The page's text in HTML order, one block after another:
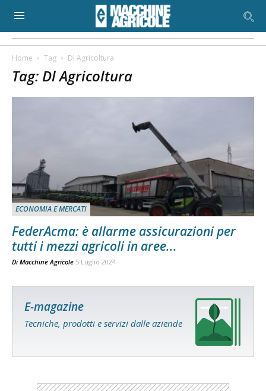
Home Tag Dl Agricoltura
Tag: Dl Agricoltura
ECONOMIA E MERCATI
FederAcma: è allarme assicurazioni per
tutti i mezzi agricoli in aree...
Di Macchine Agricole 5 Luglio 2024
E-magazine
Tecniche, prodotti e servizi dalle aziende